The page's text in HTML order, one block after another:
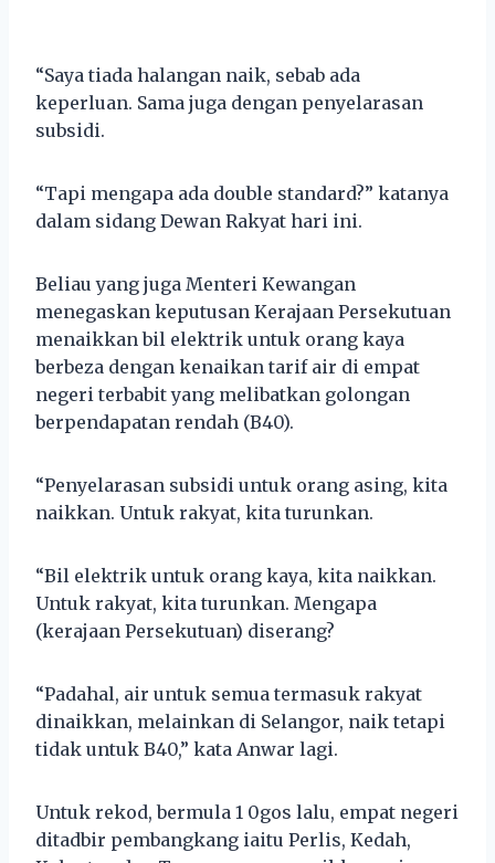
“Saya tiada halangan naik, sebab ada
keperluan. Sama juga dengan penyelarasan
subsidi.
“Tapi mengapa ada double standard?” katanya
dalam sidang Dewan Rakyat hari ini.
Beliau yang juga Menteri Kewangan
menegaskan keputusan Kerajaan Persekutuan
menaikkan bil elektrik untuk orang kaya
berbeza dengan kenaikan tarif air di empat
negeri terbabit yang melibatkan golongan
berpendapatan rendah (B40).
“Penyelarasan subsidi untuk orang asing, kita
naikkan. Untuk rakyat, kita turunkan.
“Bil elektrik untuk orang kaya, kita naikkan.
Untuk rakyat, kita turunkan. Mengapa
(kerajaan Persekutuan) diserang?
“Padahal, air untuk semua termasuk rakyat
dinaikkan, melainkan di Selangor, naik tetapi
tidak untuk B40,” kata Anwar lagi.
Untuk rekod, bermula 1 0gos lalu, empat negeri
ditadbir pembangkang iaitu Perlis, Kedah,